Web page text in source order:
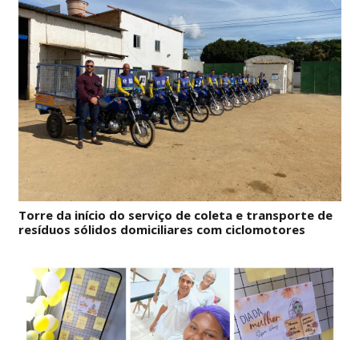
Torre da início do serviço de coleta e transporte de
resíduos sólidos domiciliares com ciclomotores